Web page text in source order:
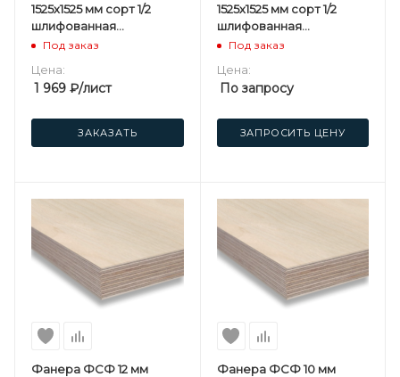
1525х1525 мм сорт 1/2
шлифованная
березовая
Под заказ
Цена:
1 969 ₽/лист
ЗАКАЗАТЬ
1525х1525 мм сорт 1/2
шлифованная
березовая Sveza TOY
Под заказ
Цена:
По запросу
ЗАПРОСИТЬ ЦЕНУ
Фанера ФСФ 12 мм
Фанера ФСФ 10 мм